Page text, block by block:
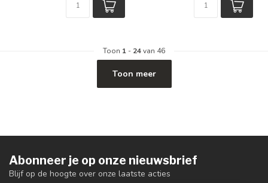
Toon 1 - 24van 46
Toon meer
Abonneer je op onze nieuwsbrief
Blijf op de hoogte over onze laatste acties